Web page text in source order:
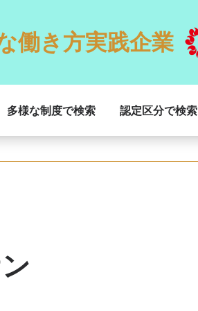
働き方実践企業
多様な制度で検索 認定区分で検索